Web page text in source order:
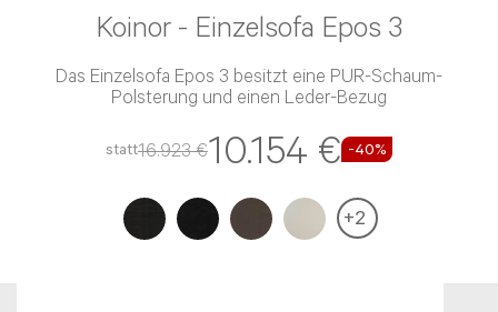
Koinor - Einzelsofa Epos 3
Das Einzelsofa Epos 3 besitzt eine PUR-Schaum-
Polsterung und einen Leder-Bezug
statt16.923 €10.154 € -40%
+2